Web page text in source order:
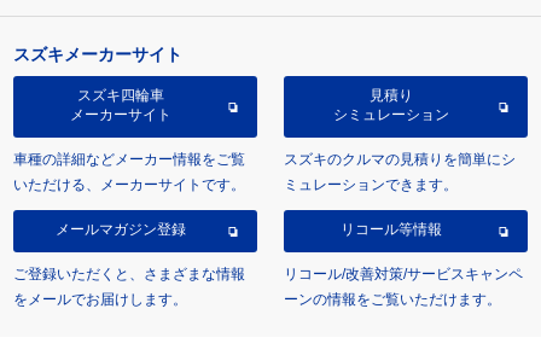
スズキメーカーサイト
スズキ四輪車
メーカーサイト
車種の詳細などメーカー情報をご覧
いただける、メーカーサイトです。
見積り
シミュレーション
スズキのクルマの見積りを簡単にシ
ミュレーションできます。
メールマガジン登録
ご登録いただくと、さまざまな情報
をメールでお届けします。
リコール等情報
リコール/改善対策/サービスキャンペ
ーンの情報をご覧いただけます。